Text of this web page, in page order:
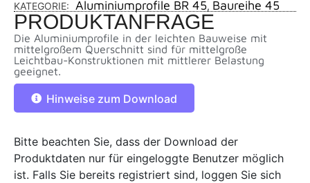
KATEGORIE:
Aluminiumprofile BR 45, Baureihe 45
PRODUKTANFRAGE
Die Aluminiumprofile in der leichten Bauweise mit
mittelgroßem Querschnitt sind für mittelgroße
Leichtbau-Konstruktionen mit mittlerer Belastung
geeignet.
Hinweise zum Download
Bitte beachten Sie, dass der Download der
Produktdaten nur für eingeloggte Benutzer möglich
ist. Falls Sie bereits registriert sind, loggen Sie sich